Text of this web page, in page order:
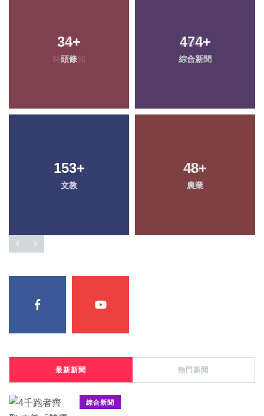
34+
頭條
474+
綜合新聞
153+
文教
48+
農業
最新新聞 熱門新聞
綜合新聞